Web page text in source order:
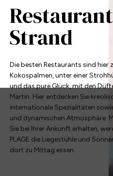
Strand
Die besten Restaurants sind hier
Kokospalmen, unter einer
und das pure Glück, mit den
Martin. Hier entdecken Sie
internationale Spezialitäten
und dynamischen Atmosphäre.
Sie bei Ihrer Ankunft erhalten,
PLAGE die Liegestühle und
dort zu Mittag essen.